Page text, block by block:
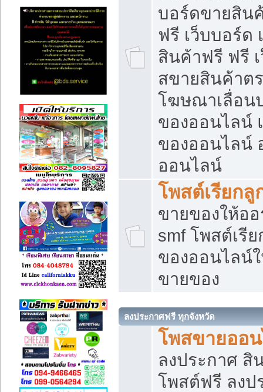
บอร์ดขายสิน
ฟรี เว็บบอร์ด
สินค้าฟรี ฟรี
สขายสินค้าต
โฆษณาเลื่อน
ของออนไลน์
ของออนไลน์
ออนไลน์
โพสต์เรียก
ขายของให้ออ
smf โพสต์เรี
ของออนไลน์
ขายของ
ลงประกาศฟรี ทุกจังหวัด
โพสขายออ
ลงประกาศ สิ
โพสต์ฟรี ลงป